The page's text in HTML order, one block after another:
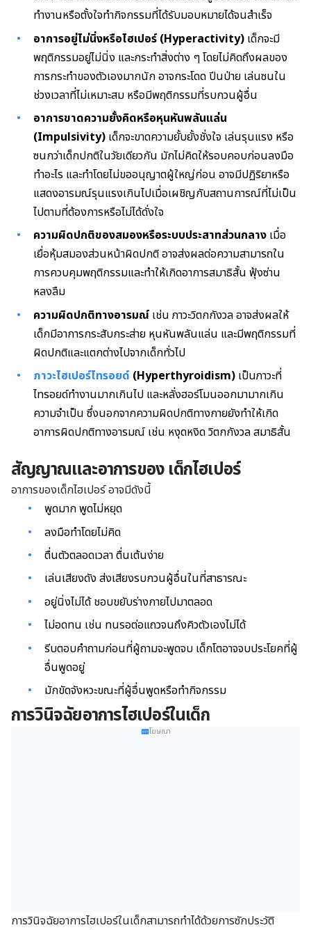
ทำงานหรือตั้งใจทำกิจกรรมที่ได้รับมอบหมายได้จนสำเร็จ
อาการอยู่ไม่นิ่งหรือไฮเปอร์ (Hyperactivity) เด็กจะมี
พฤติกรรมอยู่ไม่นิ่ง และกระทำสิ่งต่าง ๆ โดยไม่คิดถึงผลของ
การกระทำของตัวเองมากนัก อาจกระโดด ปีนป่าย เล่นซนใน
ช่วงเวลาที่ไม่เหมาะสม หรือมีพฤติกรรมที่รบกวนผู้อื่น
อาการขาดความยั้งคิดหรือหุนหันพลันแล่น
(Impulsivity) เด็กจะขาดความยั้บยั้งชั่งใจ เล่นรุนแรง หรือ
ซนกว่าเด็กปกติในวัยเดียวกัน มักไม่คิดให้รอบคอบก่อนลงมือ
ทำอะไร และทำโดยไม่ขออนุญาตผู้ใหญ่ก่อน อาจมีปฏิริยาหรือ
แสดงอารมณ์รุนแรงเกินไปเมื่อเผชิญกับสถานการณ์ที่ไม่เป็น
ไปตามที่ต้องการหรือไม่ได้ดั่งใจ
ความผิดปกติของสมองหรือระบบประสาทส่วนกลาง เมื่อ
เยื่อหุ้มสมองส่วนหน้าผิดปกติ อาจส่งผลต่อความสามารถใน
การควบคุมพฤติกรรมและทำให้เกิดอาการสมาธิสั้น ฟุ้งซ่าน
หลงลืม
ความผิดปกติทางอารมณ์ เช่น ภาวะวิตกกังวล อาจส่งผลให้
เด็กมีอาการกระสับกระส่าย หุนหันพลันแล่น และมีพฤติกรรมที่
ผิดปกติและแตกต่างไปจากเด็กทั่วไป
ภาวะไฮเปอร์ไทรอยด์ (Hyperthyroidism) เป็นภาวะที่
ไทรอยด์ทำงานมากเกินไป และหลั่งฮอร์โมนออกมามากเกิน
ความจำเป็น ซึ่งนอกจากความผิดปกติทางกายยังทำให้เกิด
อาการผิดปกติทางอารมณ์ เช่น หงุดหงิด วิตกกังวล สมาธิสั้น
สัญญาณและอาการของ เด็กไฮเปอร์
อาการของเด็กไฮเปอร์ อาจมีดังนี้
พูดมาก พูดไม่หยุด
ลงมือทำโดยไม่คิด
ตื่นตัวตลอดเวลา ตื่นเต้นง่าย
เล่นเสียงดัง ส่งเสียงรบกวนผู้อื่นในที่สาธารณะ
อยู่นิ่งไม่ได้ ชอบขยับร่างกายไปมาตลอด
ไม่อดทน เช่น ทนรอต่อแถวจนถึงคิวตัวเองไม่ได้
รีบตอบคำถามก่อนที่ผู้ถามจะพูดจบ เด็กโตอาจจบประโยคที่ผู้
อื่นพูดอยู่
มักขัดจังหวะขณะที่ผู้อื่นพูดหรือทำกิจกรรม
การวินิจฉัยอาการไฮเปอร์ในเด็ก
โฆษณา
การวินิจฉัยอาการไฮเปอร์ในเด็กสามารถทำได้ด้วยการซักประวัติ